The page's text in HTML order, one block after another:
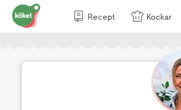
Recept Kockar